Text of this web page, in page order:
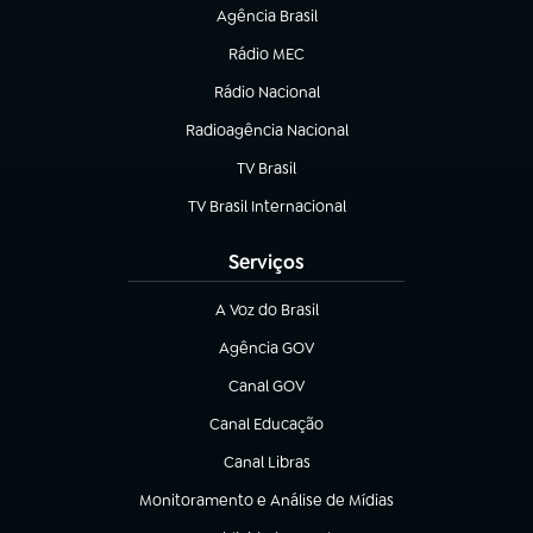
Agência Brasil
(abre em nova aba)
Rádio MEC
(abre em nova aba)
Rádio Nacional
Radioagência Nacional
(abre em nova aba)
TV Brasil
(abre em nova aba)
TV Brasil Internacional
(abre em nova aba)
Serviços
A Voz do Brasil
(abre em nova aba)
Agência GOV
(abre em nova aba)
Canal GOV
(abre em nova aba)
Canal Educação
(abre em nova aba)
Canal Libras
(abre em nova aba)
Monitoramento e Análise de Mídias
(abre em nova aba)